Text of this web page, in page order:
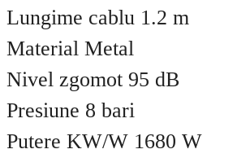
Lungime cablu 1.2 m
Material Metal
Nivel zgomot 95 dB
Presiune 8 bari
Putere KW/W 1680 W